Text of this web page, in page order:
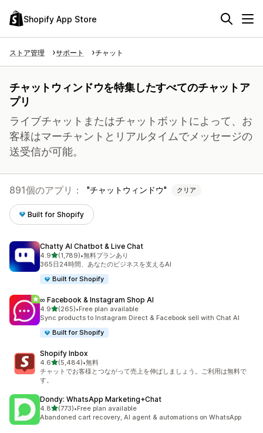
Shopify App Store
ストア管理 サポート チャット
チャットウィンドウを特集したすべてのチャットア
プリ
ライブチャットまたはチャットボットによって、お
客様はマーチャントとリアルタイムでメッセージの
送受信が可能。
891個のアプリ： チャットウィンドウ クリア
Built for Shopify
Chatty AI Chatbot & Live Chat
4.95つ星中
(1,789)
合計レビュー数：1789件
•無料プランあり
365日24時間、あなたのビジネスを支えるAI
Built for Shopify
∞ Facebook & Instagram Shop AI
4.95つ星中
(265)
合計レビュー数：265件
•Free plan available
Sync products to Instagram Direct & Facebook sell with Chat AI
Built for Shopify
Shopify Inbox
4.65つ星中
(5,484)
合計レビュー数：5484件
•無料
チャットでお客様とつながって売上を伸ばしましょう。ご利用は無料で
す。
Dondy: WhatsApp Marketing+Chat
4.85つ星中
(773)
合計レビュー数：773件
•Free plan available
Abandoned cart recovery, AI agent & automations on WhatsApp